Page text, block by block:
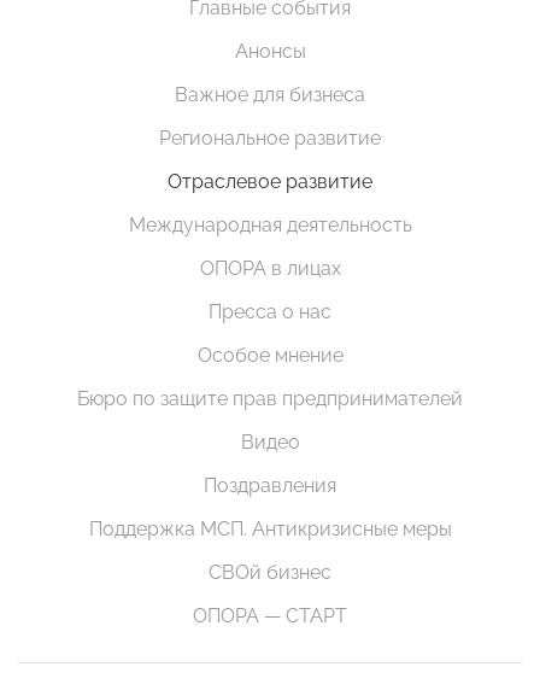
Главные события
Анонсы
Важное для бизнеса
Региональное развитие
Отраслевое развитие
Международная деятельность
ОПОРА в лицах
Пресса о нас
Особое мнение
Бюро по защите прав предпринимателей
Видео
Поздравления
Поддержка МСП. Антикризисные меры
СВОй бизнес
ОПОРА — СТАРТ